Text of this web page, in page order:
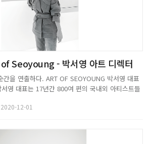
Seoyoung - 박서영 아트 디렉터
간을 연출하다. ART OF SEOYOUNG 박서영 대표
영 대표는 17년간 800여 편의 국내외 아티스트들
연출뿐만 아니라 프로덕션 디자인, 인테리어 디자
2020-12-01